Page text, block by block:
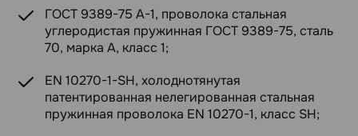
ГОСТ 9389-75 А-1, проволока стальная
углеродистая пружинная ГОСТ 9389-75, сталь
70, марка А, класс 1;
EN 10270-1-SH, холоднотянутая
патентированная нелегированная стальная
пружинная проволока EN 10270-1, класс SH;